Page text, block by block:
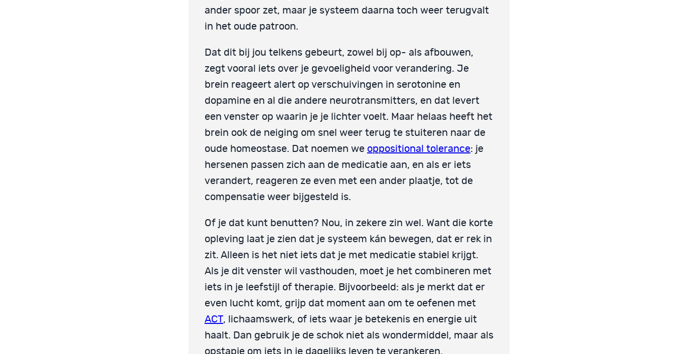
ander spoor zet, maar je systeem daarna toch weer terugvalt
in het oude patroon.
Dat dit bij jou telkens gebeurt, zowel bij op- als afbouwen,
zegt vooral iets over je gevoeligheid voor verandering. Je
brein reageert alert op verschuivingen in serotonine en
dopamine en al die andere neurotransmitters, en dat levert
een venster op waarin je je lichter voelt. Maar helaas heeft het
brein ook de neiging om snel weer terug te stuiteren naar de
oude homeostase. Dat noemen we oppositional tolerance: je
hersenen passen zich aan de medicatie aan, en als er iets
verandert, reageren ze even met een ander plaatje, tot de
compensatie weer bijgesteld is.
Of je dat kunt benutten? Nou, in zekere zin wel. Want die korte
opleving laat je zien dat je systeem kán bewegen, dat er rek in
zit. Alleen is het niet iets dat je met medicatie stabiel krijgt.
Als je dit venster wil vasthouden, moet je het combineren met
iets in je leefstijl of therapie. Bijvoorbeeld: als je merkt dat er
even lucht komt, grijp dat moment aan om te oefenen met
ACT, lichaamswerk, of iets waar je betekenis en energie uit
haalt. Dan gebruik je de schok niet als wondermiddel, maar als
opstapje om iets in je dagelijks leven te verankeren.